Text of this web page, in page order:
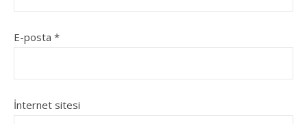
E-posta *
İnternet sitesi